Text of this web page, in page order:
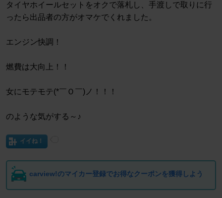
タイヤホイールセットをオクで落札し、手渡しで取りに行
ったら出品者の方がオマケでくれました。
エンジン快調！
燃費は大向上！！
女にモテモテ(*￣Ｏ￣)ノ！！！
のような気がする～♪
イイね！
carview!のマイカー登録でお得なクーポンを獲得しよう